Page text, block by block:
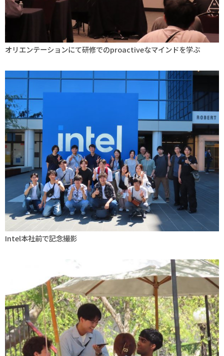
オリエンテーションにて研修でのproactiveなマインドを学ぶ
Intel本社前で記念撮影